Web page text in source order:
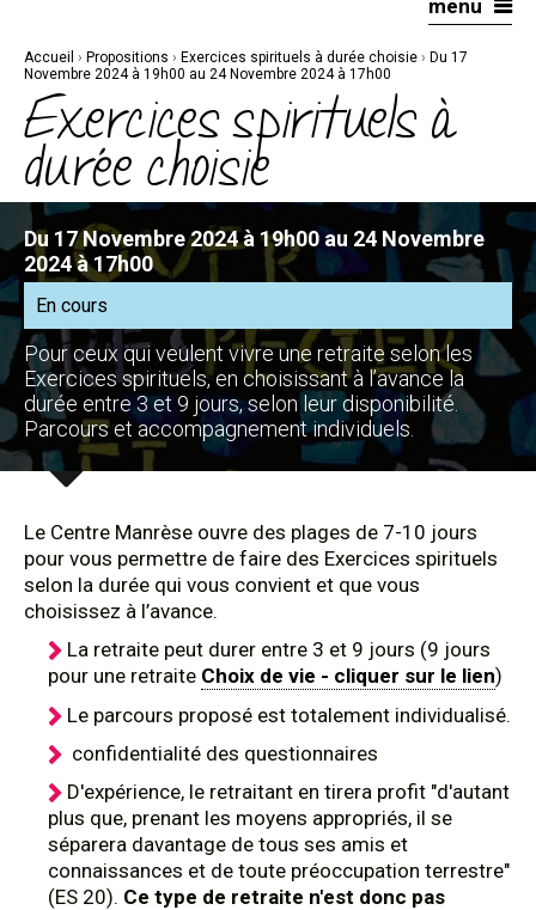
navigation
menu
Accueil › Propositions › Exercices spirituels à durée choisie › Du 17
Novembre 2024 à 19h00 au 24 Novembre 2024 à 17h00
Exercices spirituels à
durée choisie
Du 17 Novembre 2024 à 19h00 au 24 Novembre
2024 à 17h00
En cours
Pour ceux qui veulent vivre une retraite selon les
Exercices spirituels, en choisissant à l’avance la
durée entre 3 et 9 jours, selon leur disponibilité.
Parcours et accompagnement individuels.
Le Centre Manrèse ouvre des plages de 7-10 jours
pour vous permettre de faire des Exercices spirituels
selon la durée qui vous convient et que vous
choisissez à l’avance.
La retraite peut durer entre 3 et 9 jours (9 jours
pour une retraite Choix de vie - cliquer sur le lien)
Le parcours proposé est totalement individualisé.
confidentialité des questionnaires
D'expérience, le retraitant en tirera profit "d'autant
plus que, prenant les moyens appropriés, il se
séparera davantage de tous ses amis et
connaissances et de toute préoccupation terrestre"
(ES 20). Ce type de retraite n'est donc pas